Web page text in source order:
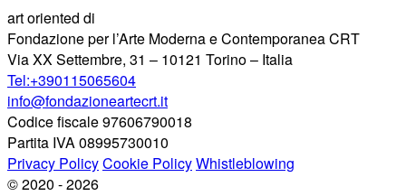
art oriented di
Fondazione per l’Arte Moderna e Contemporanea CRT
Via XX Settembre, 31 – 10121 Torino – Italia
Tel:+390115065604
info@fondazioneartecrt.it
Codice fiscale 97606790018
Partita IVA 08995730010
Privacy PolicyCookie PolicyWhistleblowing
© 2020 - 2026